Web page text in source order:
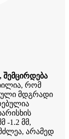
რომ
მდგრადი
-1.2 მმ,
არამედ